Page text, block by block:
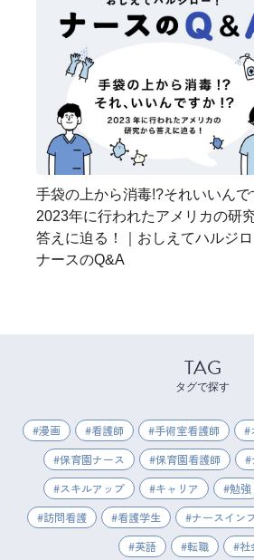
手袋の上から消毒!?それいいんで
2023年に行われたアメリカの研
答えに迫る！｜おしえてハルジロ
ナースのQ&A
TAG
タグで探す
漫画 看護師 手術室看護師
保育園ナース
保育園看護師
スキルアップ
キャリア 勉強
訪問看護
看護学生 ナースイン
英語
転職 社